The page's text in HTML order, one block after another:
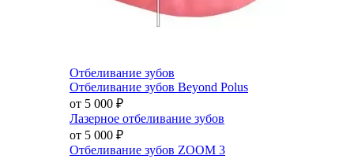
Отбеливание зубов
Отбеливание зубов Beyond Polus
от 5 000 ₽
Лазерное отбеливание зубов
от 5 000 ₽
Отбеливание зубов ZOOM 3